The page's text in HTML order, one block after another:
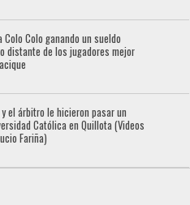
Colo Colo ganando un sueldo
distante de los jugadores mejor
el árbitro le hicieron pasar un
Católica en Quillota (Videos
Fariña)